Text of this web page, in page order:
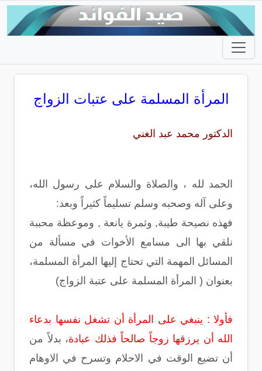
المرأة المسلمة على عتبات الزواج
الدكتور محمد عبد الغني
الحمد لله ، والصلاة والسلام على رسول الله،
وعلى آله وصحبه وسلم تسليماً كثيراً وبعد:
فهذه نصيحة طيبة, وثمرة يانعة , وموعظة محببة
نلقي بها الى مسامع الأخوات في مسألة من
المسائل المهمة التي تحتاج إليها المرأة المسلمة،
بعنوان ( المرأة المسلمة على عتبة الزواج)
فأولا : ينبغي على المرأة أن تشغل نفسها بدعاء
الله أن يرزقها زوجاً صالحاً فذلك عبادة، بدلاً من
أن تضيع الوقت في الاحلام وتسرح في الاوهام